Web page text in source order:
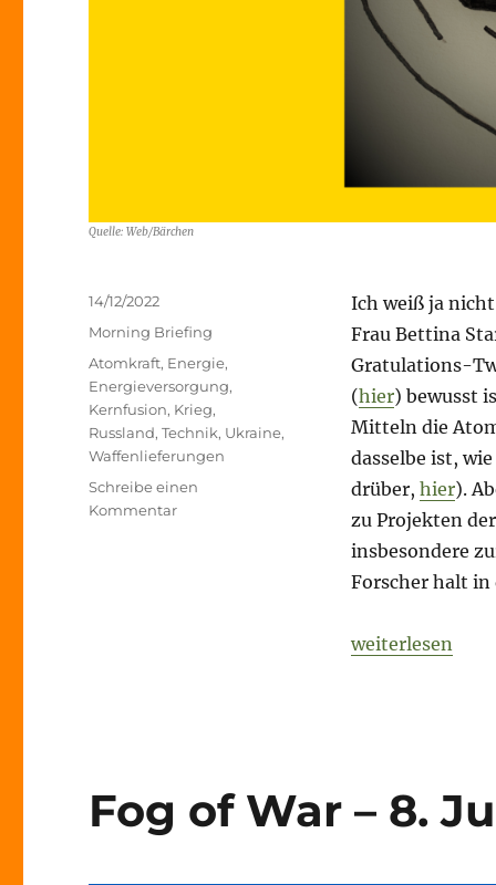
Quelle: Web/Bärchen
Ich weiß ja
Frau Bettina
Gratulations-
(hier) bewusst
Mitteln die
dasselbe ist,
drüber, hier).
zu Projekten
insbesondere
Forscher halt in
„Fog of War –
weiterlesen
Veröffentlicht
am
14/12/2022
Kategorien
Morning Briefing
Schlagwörter
Atomkraft, Energie,
Energieversorgung,
Kernfusion, Krieg,
Russland,Technik, Ukraine,
Waffenlieferungen
Schreibe einen
Kommentarzu
Fog of War – 8.